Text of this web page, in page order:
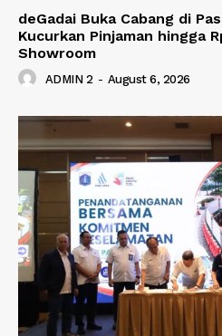
deGadai Buka Cabang di
Kucurkan Pinjaman hingga
Showroom
ADMIN 2 - August 6, 2026